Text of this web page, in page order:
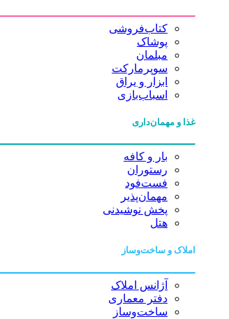
کتاب‌فروشی
پوشاک
مبلمان
سوپرمارکت
ابزار و یراق
اسباب‌بازی
غذا و مهمان‌داری
بار و کافه
رستوران
فست‌فود
مهمان‌پذیر
پخش نوشیدنی
هتل
املاک و ساخت‌وساز
آژانس املاک
دفتر معماری
ساخت‌وساز